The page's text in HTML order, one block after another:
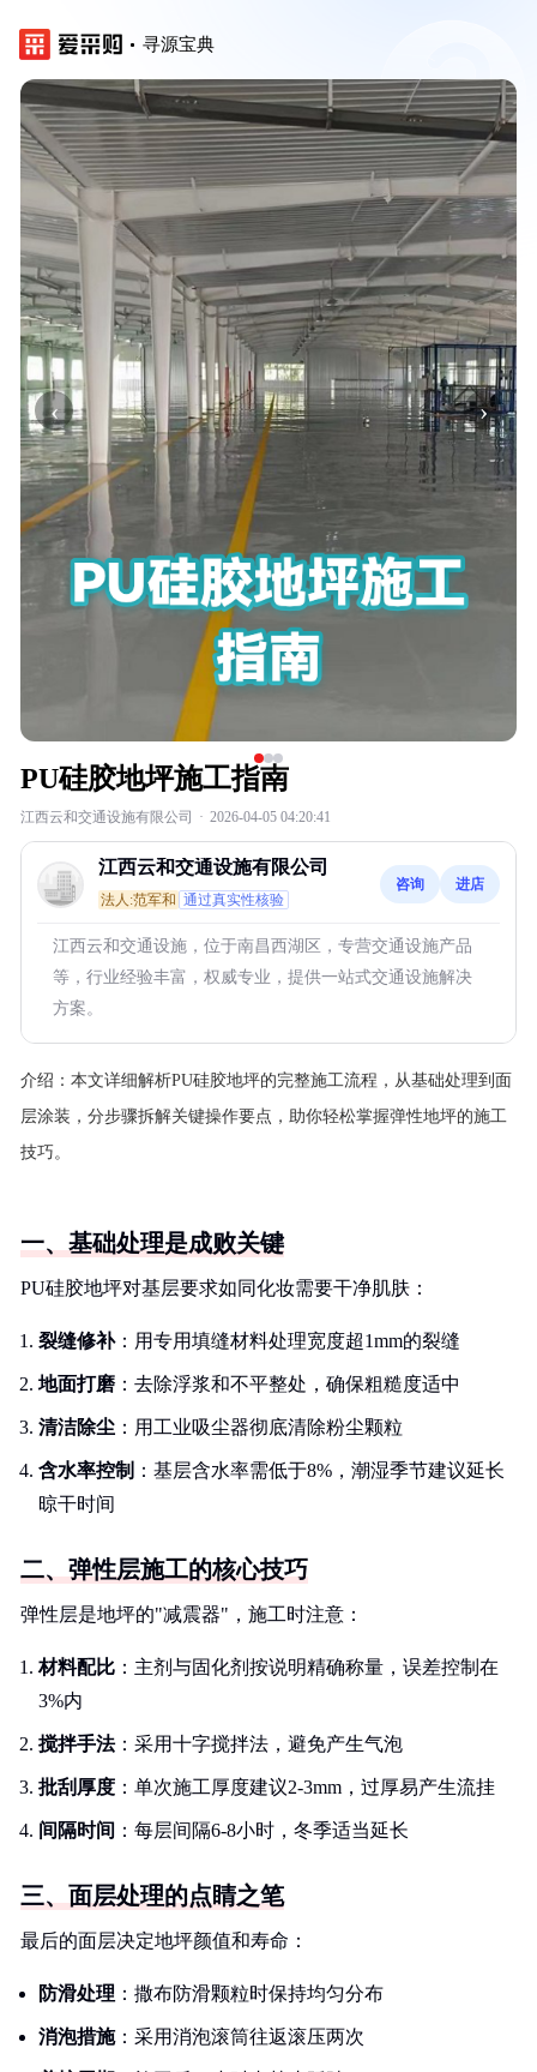
寻源宝典
‹ ›
PU硅胶地坪施工指南
江西云和交通设施有限公司 · 2026-04-05 04:20:41
江西云和交通设施有限公司
法人:范军和 通过真实性核验
咨询 进店
江西云和交通设施，位于南昌西湖区，专营交通设施产品
等，行业经验丰富，权威专业，提供一站式交通设施解决
方案。
介绍： 本文详细解析PU硅胶地坪的完整施工流程，从基础处理到面
层涂装，分步骤拆解关键操作要点，助你轻松掌握弹性地坪的施工
技巧。
一、基础处理是成败关键
PU硅胶地坪对基层要求如同化妆需要干净肌肤：
裂缝修补：用专用填缝材料处理宽度超1mm的裂缝
地面打磨 ：去除浮浆和不平整处，确保粗糙度适中
清洁除尘 ：用工业吸尘器彻底清除粉尘颗粒
含水率控制 ：基层含水率需低于8%，潮湿季节建议延长
晾干时间
二、弹性层施工的核心技巧
弹性层是地坪的"减震器"，施工时注意：
材料配比 ：主剂与固化剂按说明精确称量，误差控制在
3%内
搅拌手法：采用十字搅拌法，避免产生气泡
批刮厚度 ：单次施工厚度建议2-3mm，过厚易产生流挂
间隔时间 ：每层间隔6-8小时，冬季适当延长
三、面层处理的点睛之笔
最后的面层决定地坪颜值和寿命：
防滑处理 ：撒布防滑颗粒时保持均匀分布
消泡措施：采用消泡滚筒往返滚压两次